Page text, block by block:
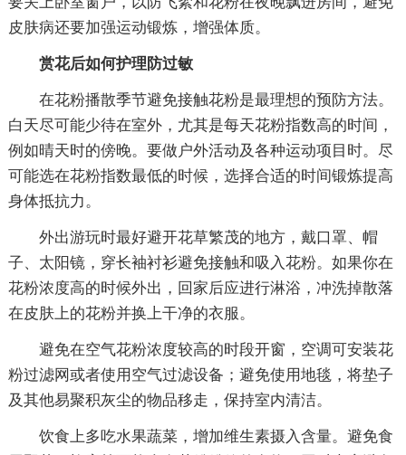
皮肤病还要加强运动锻炼，增强体质。
赏花后如何护理防过敏
在花粉播散季节避免接触花粉是最理想的预防方法。
白天尽可能少待在室外，尤其是每天花粉指数高的时间，
例如晴天时的傍晚。要做户外活动及各种运动项目时。尽
可能选在花粉指数最低的时候，选择合适的时间锻炼提高
身体抵抗力。
外出游玩时最好避开花草繁茂的地方，戴口罩、帽
子、太阳镜，穿长袖衬衫避免接触和吸入花粉。如果你在
花粉浓度高的时候外出，回家后应进行淋浴，冲洗掉散落
在皮肤上的花粉并换上干净的衣服。
避免在空气花粉浓度较高的时段开窗，空调可安装花
粉过滤网或者使用空气过滤设备；避免使用地毯，将垫子
及其他易聚积灰尘的物品移走，保持室内清洁。
饮食上多吃水果蔬菜，增加维生素摄入含量。避免食